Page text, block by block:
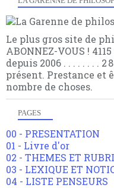
Le plus gros site de
ABONNEZ-VOUS !
depuis 2006 . . . . . . . . 2
présent. Prestance et
nombre de choses.
PAGES
00 - PRESENTATION
01 - Livre d'or
02 - THEMES ET
03 - LEXIQUE ET
04 - LISTE PENSEURS